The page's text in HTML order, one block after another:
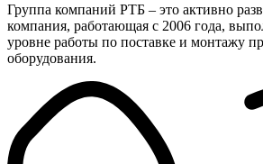
Группа компаний РТБ – это активно
компания, работающая с 2006 года,
уровне работы по поставке и монтажу
оборудования.